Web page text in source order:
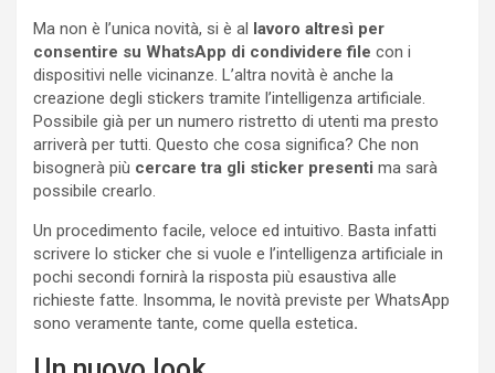
Ma non è l’unica novità, si è al lavoro altresì per
consentire su WhatsApp di condividere file con i
dispositivi nelle vicinanze. L’altra novità è anche la
creazione degli stickers tramite l’intelligenza artificiale.
Possibile già per un numero ristretto di utenti ma presto
arriverà per tutti. Questo che cosa significa? Che non
bisognerà più cercare tra gli sticker presenti ma sarà
possibile crearlo.
Un procedimento facile, veloce ed intuitivo. Basta infatti
scrivere lo sticker che si vuole e l’intelligenza artificiale in
pochi secondi fornirà la risposta più esaustiva alle
richieste fatte. Insomma, le novità previste per WhatsApp
sono veramente tante, come quella estetica.